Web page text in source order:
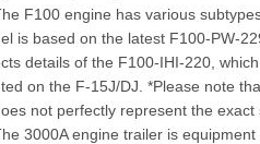
F100 engine has various
is based on the latest F100-PW-
details of the F100-IHI-220,
on the F-15J/DJ. *Please note
not perfectly represent the exact
3000A engine trailer is equipment